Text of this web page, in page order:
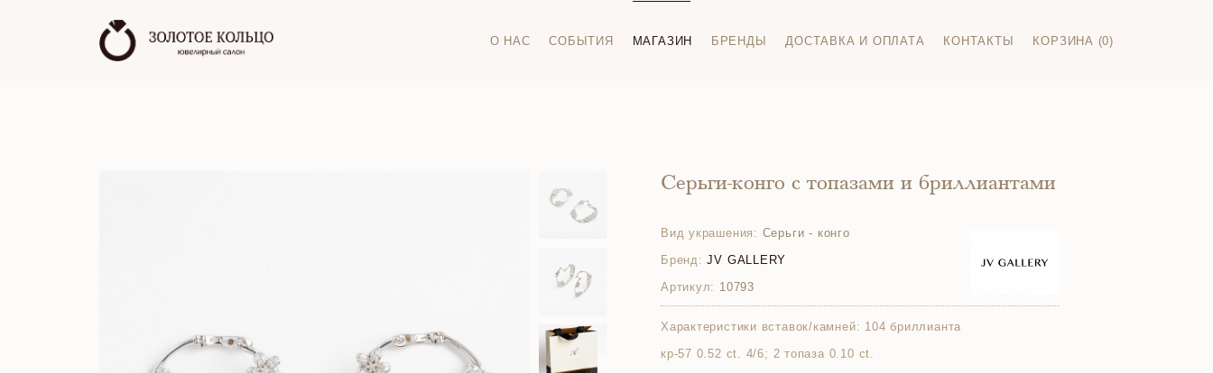
О НАС СОБЫТИЯ МАГАЗИН БРЕНДЫ ДОСТАВКА И ОПЛАТА КОНТАКТЫ КОРЗИНА (0)
Серьги-конго с топазами и бриллиантами
Вид украшения: Серьги - конго
Бренд: JV GALLERY
Артикул: 10793
Характеристики вставок/камней: 104 бриллианта
кр-57 0.52 ct. 4/6; 2 топаза 0.10 ct.